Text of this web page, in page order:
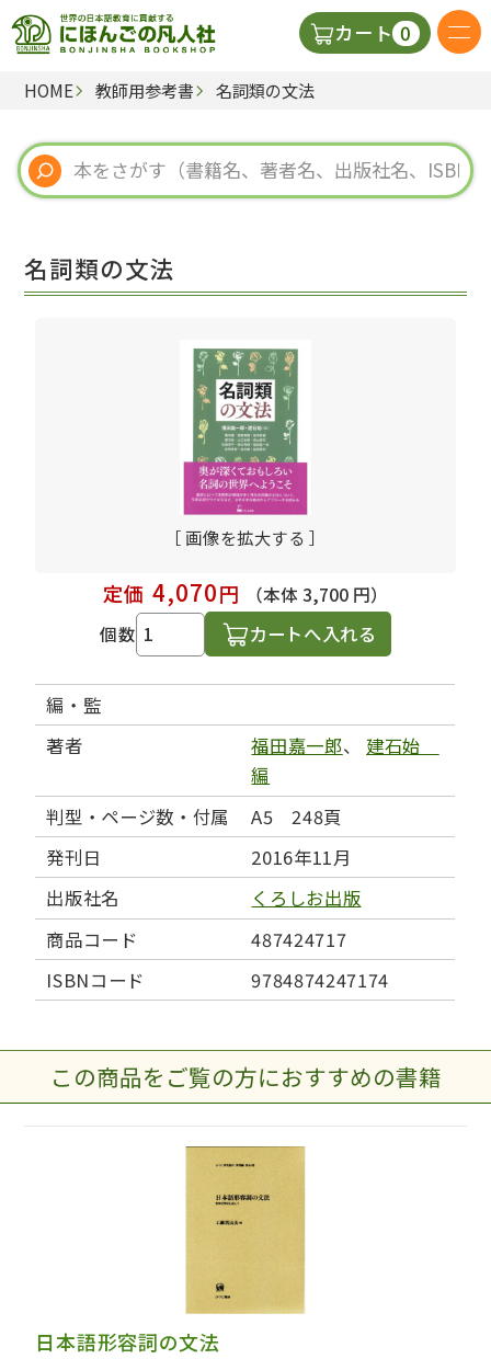
カート 0
日本語の教科書
視聴覚・補助教材
HOME 教師用参考書 名詞類の文法
名詞類の文法
［ 画像を拡大する ］
定価 4,070円
（本体 3,700 円）
個数
カートへ入れる
編・監
著者
福田嘉一郎、 建石始
編
判型・ページ数・付属
A5 248頁
発刊日
2016年11月
出版社名
くろしお出版
商品コード
487424717
ISBNコード
9784874247174
この商品をご覧の方におすすめの書籍
日本語形容詞の文法